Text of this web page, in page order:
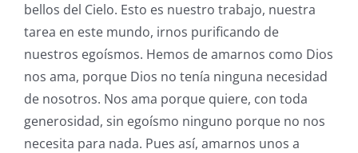
bellos del Cielo. Esto es nuestro trabajo, nuestra
tarea en este mundo, irnos purificando de
nuestros egoísmos. Hemos de amarnos como Dios
nos ama, porque Dios no tenía ninguna necesidad
de nosotros. Nos ama porque quiere, con toda
generosidad, sin egoísmo ninguno porque no nos
necesita para nada. Pues así, amarnos unos a